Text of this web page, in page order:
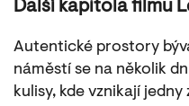
Další kapitola filmu
Autentické prostory
náměstí se na několik
kulisy, kde vznikají